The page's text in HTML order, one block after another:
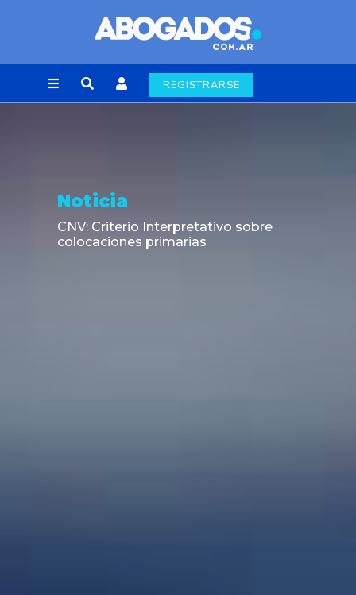
REGISTRARSE
Noticia
CNV: Criterio Interpretativo sobre
colocaciones primarias